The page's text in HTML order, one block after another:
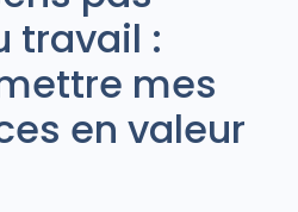
travail :
mes
en valeur